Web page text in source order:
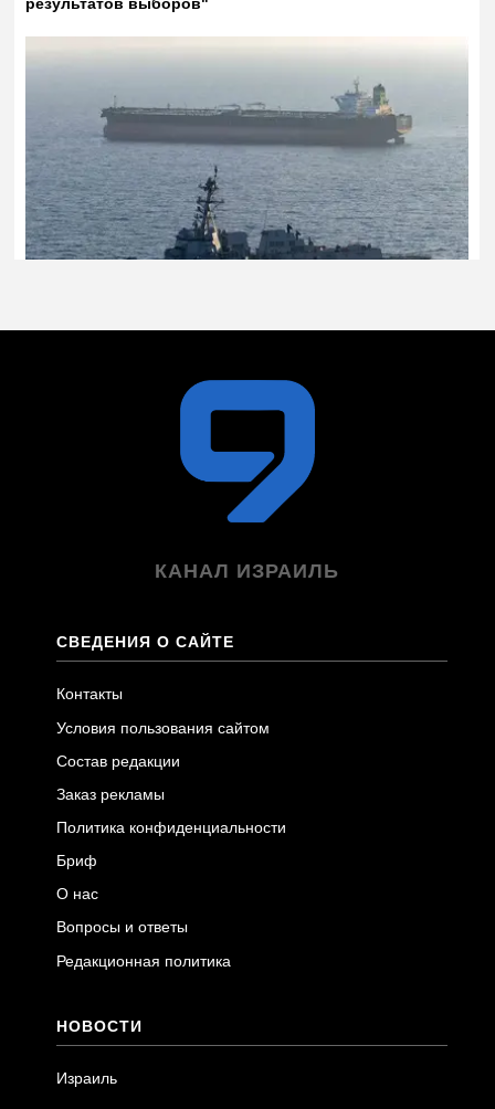
КАНАЛ ИЗРАИЛЬ
СВЕДЕНИЯ О САЙТЕ
Контакты
Условия пользования сайтом
Состав редакции
Заказ рекламы
Политика конфиденциальности
Бриф
О нас
Вопросы и ответы
Редакционная политика
НОВОСТИ
Израиль